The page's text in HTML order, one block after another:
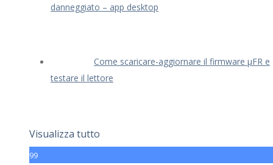
danneggiato – app desktop
Come scaricare-aggiornare il firmware μFR e
testare il lettore
Visualizza tutto
99